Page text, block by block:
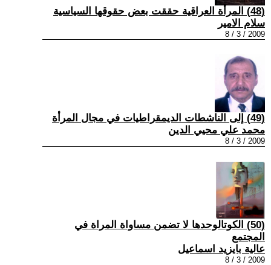
(48) المرأة العراقية حققت بعض حقوقها السياسية
سلام الامير
2009 / 3 / 8
(49) إلى الناشطات الديمقراطيات في مجال المرأة
محمد علي محيي الدين
2009 / 3 / 8
(50) الكوتالوحدها لا تضمن مساواة المراة في
المجتمع
عالية بايزيد اسماعيل
2009 / 3 / 8